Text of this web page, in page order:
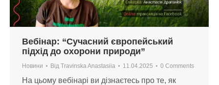
Вебінар: “Сучасний європейський
підхід до охорони природи”
Новини Від Travinska Anastasiia 11.04.2025 0 Comments
На цьому вебінарі ви дізнаєтесь про те, як